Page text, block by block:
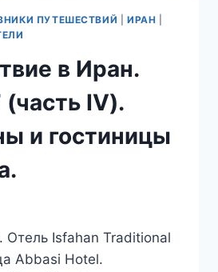
ПУТЕШЕСТВИЙ |ИРАН
в Иран.
IV).
и гостиницы
Отель Isfahan Traditional
Abbasi Hotel.